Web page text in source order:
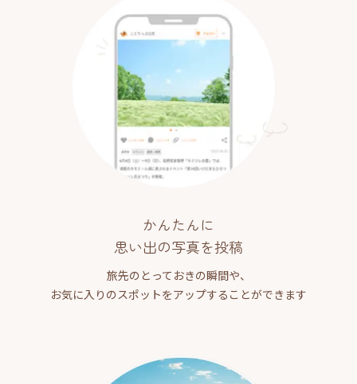
かんたんに
思い出の写真を投稿
旅先のとっておきの瞬間や、
お気に入りのスポットをアップすることができます